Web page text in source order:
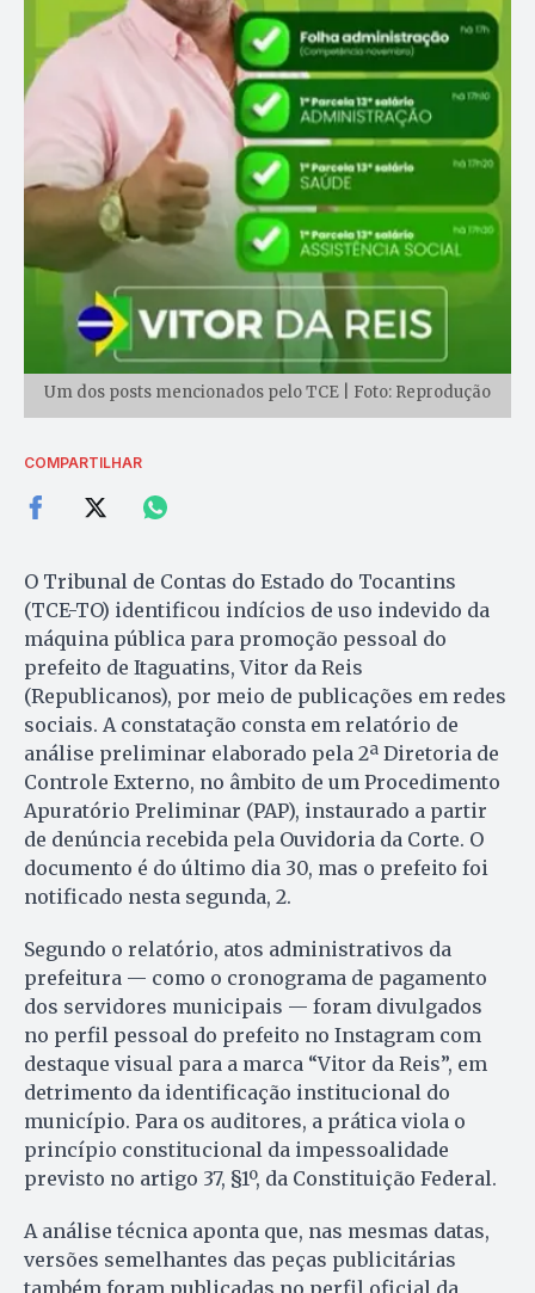
Um dos posts mencionados pelo TCE | Foto: Reprodução
COMPARTILHAR
O Tribunal de Contas do Estado do Tocantins
(TCE-TO) identificou indícios de uso indevido da
máquina pública para promoção pessoal do
prefeito de Itaguatins, Vitor da Reis
(Republicanos), por meio de publicações em redes
sociais. A constatação consta em relatório de
análise preliminar elaborado pela 2ª Diretoria de
Controle Externo, no âmbito de um Procedimento
Apuratório Preliminar (PAP), instaurado a partir
de denúncia recebida pela Ouvidoria da Corte. O
documento é do último dia 30, mas o prefeito foi
notificado nesta segunda, 2.
Segundo o relatório, atos administrativos da
prefeitura — como o cronograma de pagamento
dos servidores municipais — foram divulgados
no perfil pessoal do prefeito no Instagram com
destaque visual para a marca “Vitor da Reis”, em
detrimento da identificação institucional do
município. Para os auditores, a prática viola o
princípio constitucional da impessoalidade
previsto no artigo 37, §1º, da Constituição Federal.
A análise técnica aponta que, nas mesmas datas,
versões semelhantes das peças publicitárias
também foram publicadas no perfil oficial da